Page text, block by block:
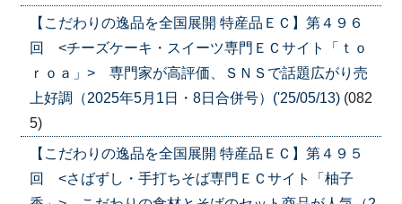
【こだわりの逸品を全国展開 特産品ＥＣ】第４９６
回 <チーズケーキ・スイーツ専門ＥＣサイト「ｔｏ
ｒｏａ」> 専門家が高評価、ＳＮＳで話題広がり売
上好調（2025年5月1日・8日合併号）('25/05/13) (082
5)
【こだわりの逸品を全国展開 特産品ＥＣ】第４９５
回 <さばずし・手打ちそば専門ＥＣサイト「柚子